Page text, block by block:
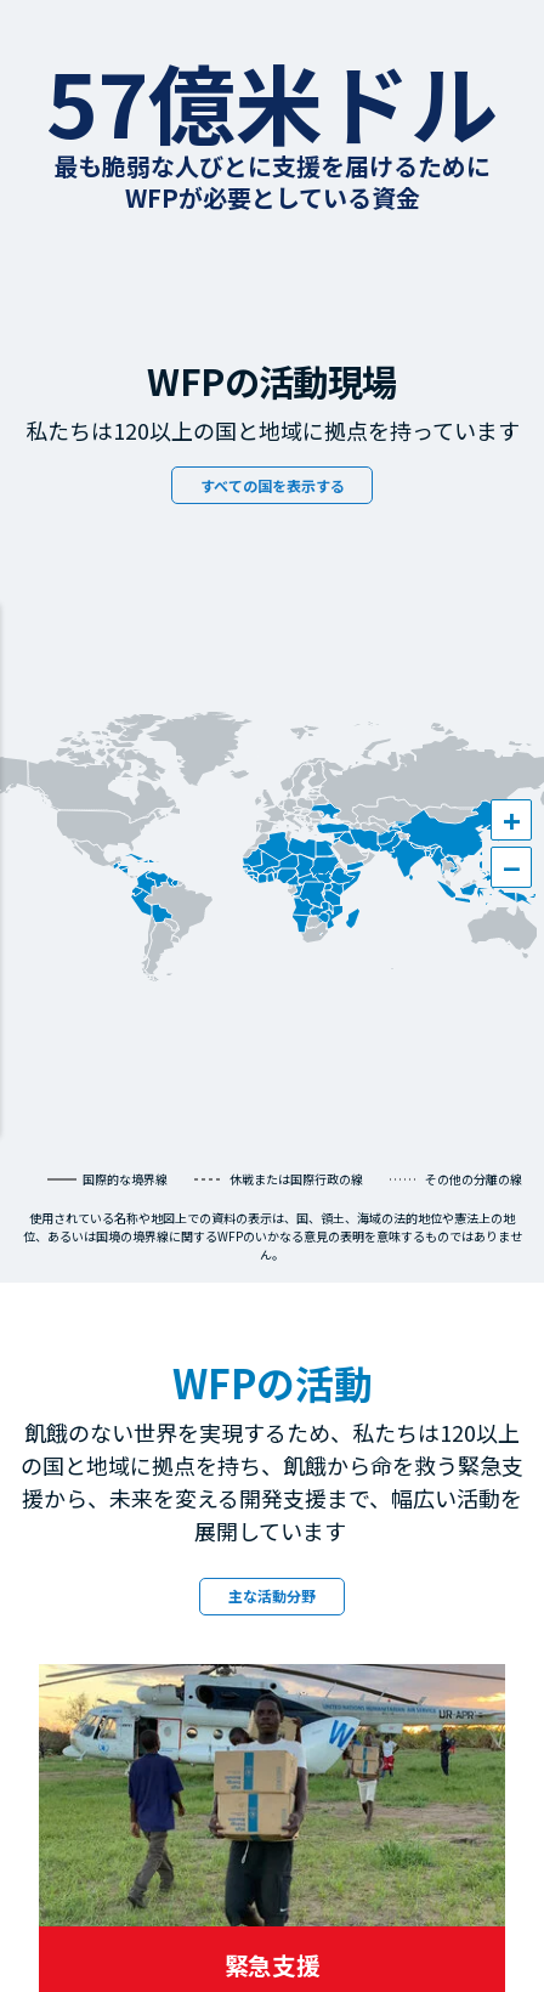
57億米ドル
最も脆弱な人びとに支援を届けるために
WFPが必要としている資金
WFPの活動現場
私たちは120以上の国と地域に拠点を持っています
すべての国を表示する
+
−
国際的な境界線 休戦または国際行政の線 その他の分離の線
使用されている名称や地図上での資料の表示は、国、領土、海域の法的地位や憲法上の地
位、あるいは国境の境界線に関するWFPのいかなる意見の表明を意味するものではありませ
ん。
WFPの活動
飢餓のない世界を実現するため、私たちは120以上
の国と地域に拠点を持ち、飢餓から命を救う緊急支
援から、未来を変える開発支援まで、幅広い活動を
展開しています
主な活動分野
緊急支援